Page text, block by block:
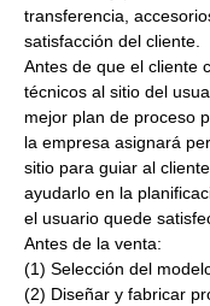
transferencia,
satisfacción del cliente.
Antes de que el cliente
técnicos al sitio del
mejor plan de proceso
la empresa asignará
sitio para guiar al
ayudarlo en la
el usuario quede
Antes de la venta:
(1) Selección del
(2) Diseñar y fabricar